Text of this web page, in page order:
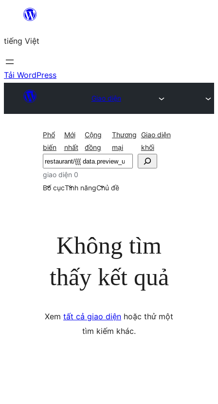
Chuyển
phần
nội
dung
tiếng Việt
Tải WordPress
Giao diện
Phổ
biến
Mới
nhất
Cộng
đồng
Thương
mại
Giao diện
khối
Tìm
kiếm
giao diện 0
Bố cụcTính năngChủ đề
Không tìm
thấy kết quả
Xem tất cả giao diện hoặc thử một
tìm kiếm khác.